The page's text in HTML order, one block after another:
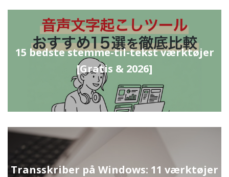
15 bedste stemme-til-tekst værktøjer
[Gratis & 2026]
Transskriber på Windows: 11 værktøjer